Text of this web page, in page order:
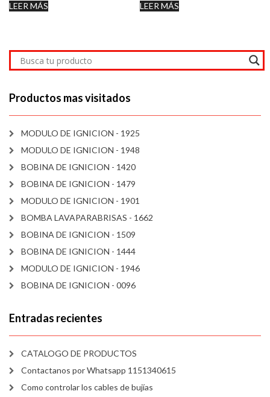
LEER MÁS LEER MÁS
Productos mas visitados
MODULO DE IGNICION - 1925
MODULO DE IGNICION - 1948
BOBINA DE IGNICION - 1420
BOBINA DE IGNICION - 1479
MODULO DE IGNICION - 1901
BOMBA LAVAPARABRISAS - 1662
BOBINA DE IGNICION - 1509
BOBINA DE IGNICION - 1444
MODULO DE IGNICION - 1946
BOBINA DE IGNICION - 0096
Entradas recientes
CATALOGO DE PRODUCTOS
Contactanos por Whatsapp 1151340615
Como controlar los cables de bujías